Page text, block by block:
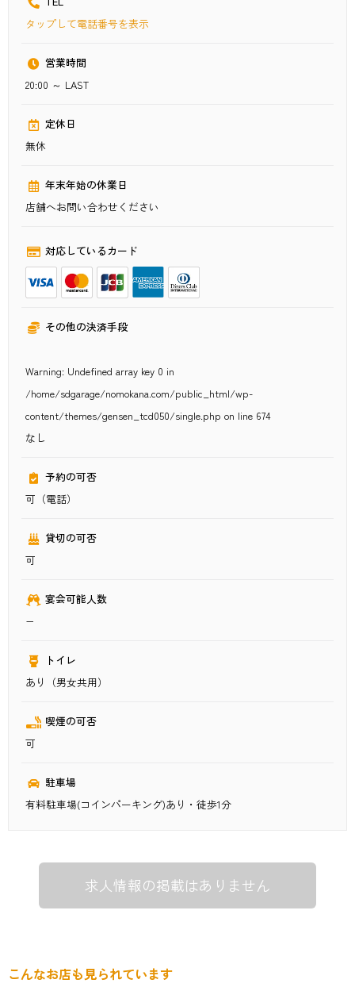
タップ して電話番号を表示
営業時間
20:00 ～ LAST
定休日
無休
年末年始の休業日
店舗へお問い合わせください
対応しているカード
その他の決済手段
Warning: Undefined array key 0 in
/home/sdgarage/nomokana.com/public_html/wp-
content/themes/gensen_tcd050/single.php on line 674
なし
予約の可否
可（電話）
貸切の可否
可
宴会可能人数
−
トイレ
あり（男女共用）
喫煙の可否
可
駐車場
有料駐車場(コインパーキング)あり・徒歩1分
求人情報の掲載はありません
こんなお店も見られています